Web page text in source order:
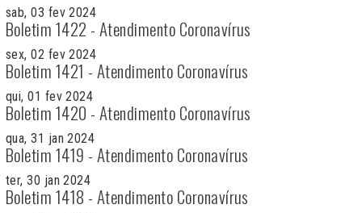
sab, 03 fev 2024
Boletim 1422 - Atendimento Coronavírus
sex, 02 fev 2024
Boletim 1421 - Atendimento Coronavírus
qui, 01 fev 2024
Boletim 1420 - Atendimento Coronavírus
qua, 31 jan 2024
Boletim 1419 - Atendimento Coronavírus
ter, 30 jan 2024
Boletim 1418 - Atendimento Coronavírus